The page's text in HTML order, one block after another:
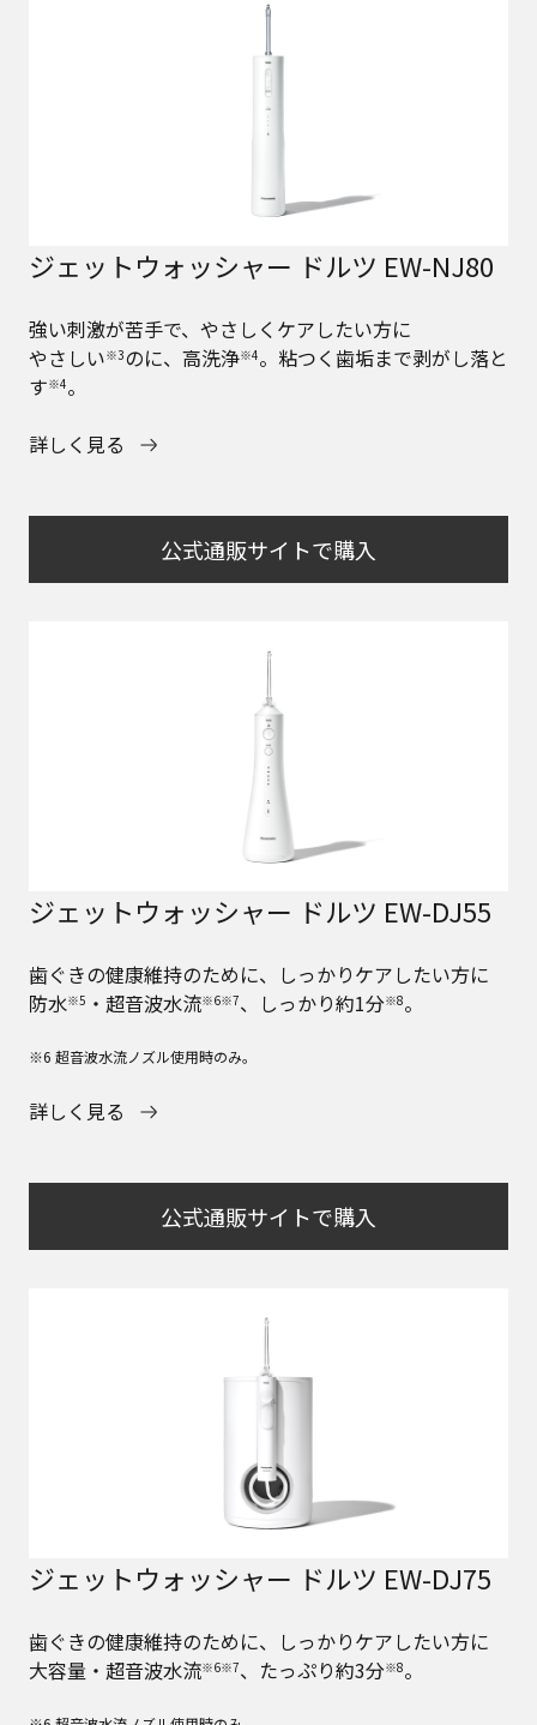
ジェットウォッシャー ドルツ EW-NJ80
強い刺激が苦手で、やさしくケアしたい方に
やさしい※3のに、高洗浄※4。粘つく歯垢まで剥がし落と
す※4。
詳しく見る
公式通販サイトで購入
ジェットウォッシャー ドルツ EW-DJ55
歯ぐきの健康維持のために、しっかりケアしたい方に
防水※5 ・超音波水流※6※7、しっかり約1分※8。
※6 超音波水流ノズル使用時のみ。
詳しく見る
公式通販サイトで購入
ジェットウォッシャー ドルツ EW-DJ75
歯ぐきの健康維持のために、しっかりケアしたい方に
大容量・超音波水流※6※7、たっぷり約3分※8。